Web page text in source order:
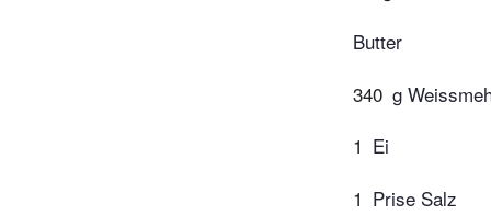
Butter
340 g
1 Ei
1 Prise Salz